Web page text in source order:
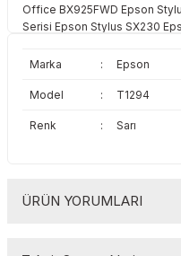
Office BX925FWD Epson
Serisi Epson Stylus SX230
SX435W Epson Stylus
Stylus SX535WD Epson
3520DWF Epson WorkForce
Marka : Epson
Model : T1294
Renk : Sarı
ÜRÜN YORUMLARI